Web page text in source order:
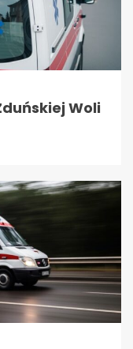
Woli